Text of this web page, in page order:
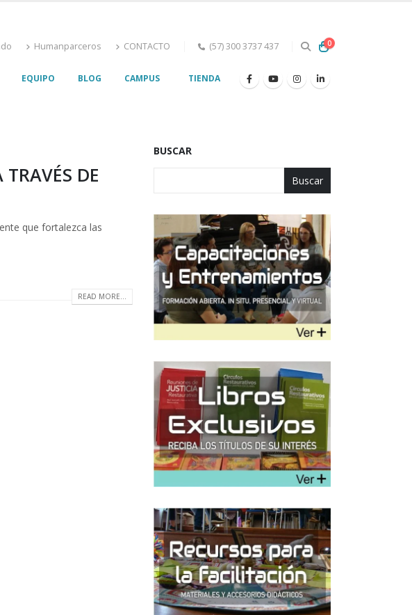
Humanparceros CONTACTO (57) 300 3737 437 0
EQUIPO BLOG CAMPUS TIENDA
DE
que fortalezca las
READ MORE...
BUSCAR
Buscar